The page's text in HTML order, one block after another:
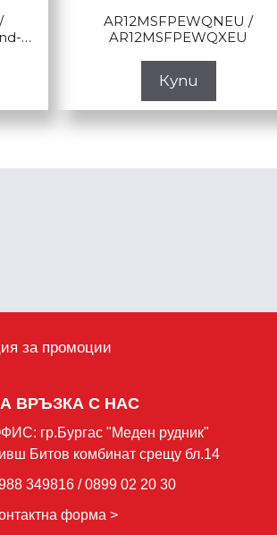
AR12MSFPEWQNEU /
AR12MSFPEWQXEU
Купи
за промоции
ВРЪЗКА С НАС
гр.Бургас "Mеден рудник"
Битов комбинат срещу бл.14
349816 / 0899 02 20 30
форма >